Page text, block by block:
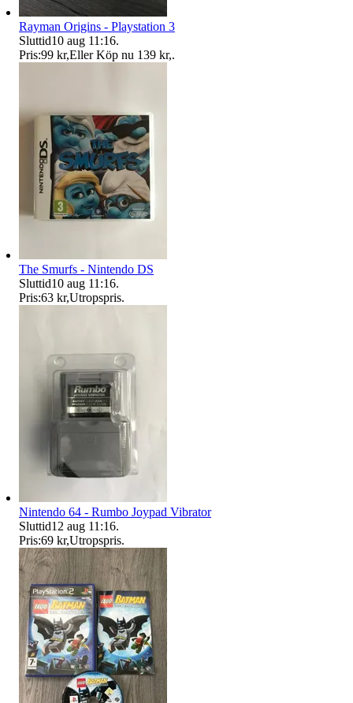
Rayman Origins - Playstation 3
Sluttid10 aug 11:16.
Pris:99 kr,Eller Köp nu 139 kr,.
The Smurfs - Nintendo DS
Sluttid10 aug 11:16.
Pris:63 kr,Utropspris.
Nintendo 64 - Rumbo Joypad Vibrator
Sluttid12 aug 11:16.
Pris:69 kr,Utropspris.